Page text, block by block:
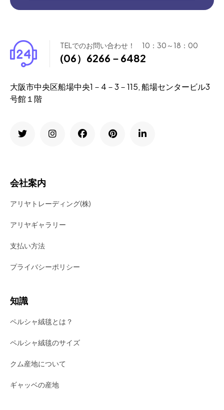
TELでのお問い合わせ！ 10：30～18：00
(06）6266－6482
大阪市中央区船場中央1－4－3－115, 船場センタービル3
号館１階
会社案内
アリヤトレーディング(株)
アリヤギャラリー
支払い方法
プライバシーポリシー
知識
ペルシャ絨毯とは？
ペルシャ絨毯のサイズ
クム産地について
ギャッベの産地